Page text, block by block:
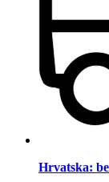
Hrvatska: